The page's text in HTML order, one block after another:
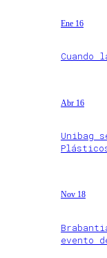
Ene 16
Cuando
Abr 16
Unibag
Nov 18
evento